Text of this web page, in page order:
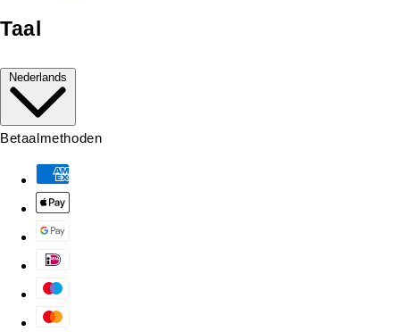
Taal
Nederlands
Betaalmethoden